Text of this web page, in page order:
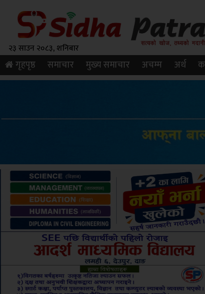
२३ साउन २०८३, शनिबार
गृहपृष्ठ समाचार मुख्य समाचार अचम्म अर्थ